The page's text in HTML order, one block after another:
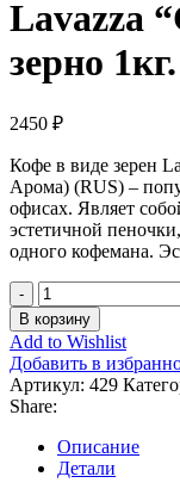
Lavazza
зерно 1кг.
2450 ₽
Кофе в виде зерен
Арома) (RUS) –
офисах. Являет
эстетичной
одного кофемана.
Количество
товара
Lavazza
"Crema
e
Aroma"
зерно
1кг.
В корзину
Add to Wishlist
Добавить в
Артикул: 429
Share:
Описание
Детали